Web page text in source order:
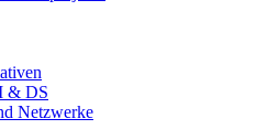
& DS
Netzwerke